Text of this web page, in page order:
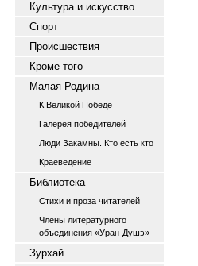
Культура и искусство
Спорт
Происшествия
Кроме того
Малая Родина
К Великой Победе
Галерея победителей
Люди Закамны. Кто есть кто
Краеведение
Библиотека
Стихи и проза читателей
Члены литературного
объединения «Уран-Душэ»
Зурхай